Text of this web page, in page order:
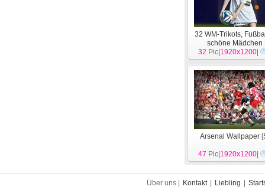
32 WM-Trikots,
schöne Mädchen
Wallpaper[
32 Pic| 1920x1200
Arsenal Wallpaper [
47 Pic| 1920x1200
Über uns | Kontakt Liebling